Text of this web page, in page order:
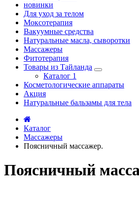
новинки
Для уход за телом
Моксотерапия
Вакуумные средства
Натуральные масла, сыворотки
Массажеры
Фитотерапия
Товары из Тайланда
Каталог 1
Косметологические аппараты
Акция
Натуральные бальзамы для тела
Каталог
Массажеры
Поясничный массажер.
Поясничный